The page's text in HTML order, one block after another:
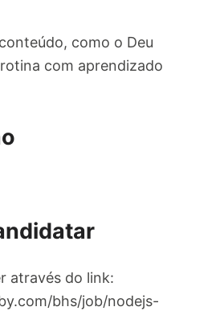
como o Deu
com aprendizado
através do link:
bhs/job/nodejs-